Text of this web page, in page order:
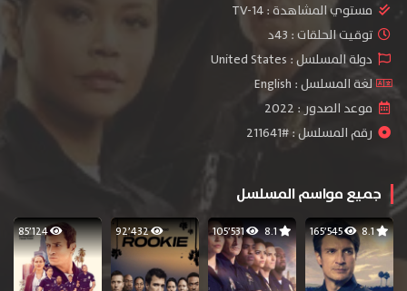
مستوي المشاهدة :TV-14
توقيت الحلقات : 43د
دولة المسلسل : United States
لغة المسلسل : English
موعد الصدور : 2022
رقم المسلسل : #211641
جميع مواسم المسلسل
8.1
8.1 105٬531 92٬432 85٬124